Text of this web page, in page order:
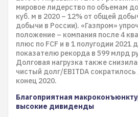
мировое лидерство по объемам
куб. м в 2020 – 12% от общей
добычи в России). «Газпром»
положение – компания после 4
плюс по FCF и в 1 полугодии 2021
показателю рекорда в 599 млрд
Долговая нагрузка также
чистый долг/EBITDA сократилось
конец 2020.
Благоприятная
высокие дивиденды